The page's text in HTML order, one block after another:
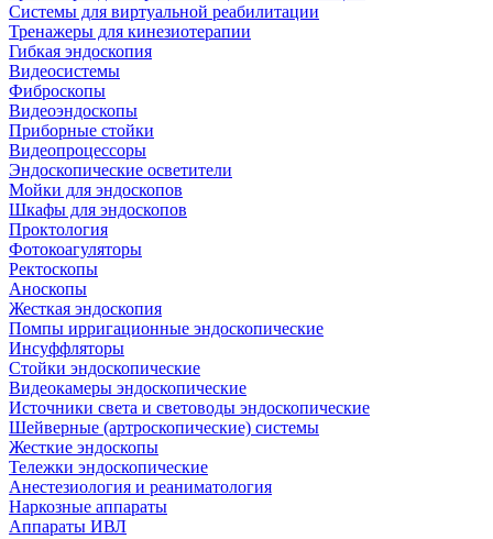
Системы для виртуальной реабилитации
Тренажеры для кинезиотерапии
Гибкая эндоскопия
Видеосистемы
Фиброскопы
Видеоэндоскопы
Приборные стойки
Видеопроцессоры
Эндоскопические осветители
Мойки для эндоскопов
Шкафы для эндоскопов
Проктология
Фотокоагуляторы
Ректоскопы
Аноскопы
Жесткая эндоскопия
Помпы ирригационные эндоскопические
Инсуффляторы
Стойки эндоскопические
Видеокамеры эндоскопические
Источники света и световоды эндоскопические
Шейверные (артроскопические) системы
Жесткие эндоскопы
Тележки эндоскопические
Анестезиология и реаниматология
Наркозные аппараты
Аппараты ИВЛ